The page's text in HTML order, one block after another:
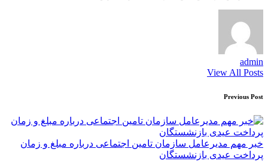
admin
View All Posts
Post
navigation
Previous Post
خبر مهم مدیرعامل سازمان تامین اجتماعی درباره مبلغ و زمان
پرداخت عیدی بازنشستگان